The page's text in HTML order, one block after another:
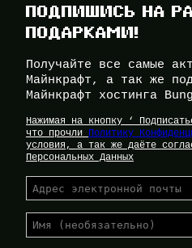
ПОДПИШИСЬ НА
ПОДАРКАМИ!
Получайте все самые
Майнкрафт, а так же
Майнкрафт хостинга
Нажимая на кнопку ‘
что прочли Политику
условия, а так же даёте
Персональных Данных